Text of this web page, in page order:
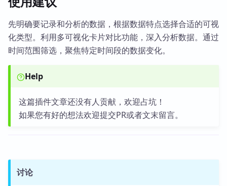
先明确要记录和分析的数据，根据数据特点选择合适的可视
化类型。利用多可视化卡片对比功能，深入分析数据。通过
时间范围筛选，聚焦特定时间段的数据变化。
Help
这篇插件文章还没有人贡献，欢迎占坑！
如果您有好的想法欢迎提交PR或者文末留言。
讨论